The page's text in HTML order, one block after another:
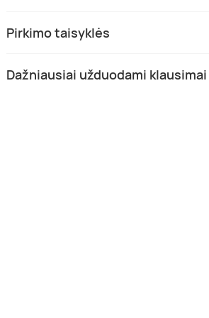
Pirkimo taisyklės
Dažniausiai užduodami klausimai